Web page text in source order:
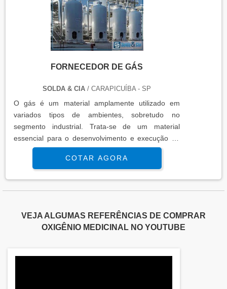
serviço e produtos de alta qualidade, e para maior
praticidade, os clientes podem contar com um
sistema de informação disponível através de
ferramentas como: WhatsApp, e-mail, telefone, site
e atendimento pessoal. A empresa estará pronta
para um atendimento de excelência! Solicite já um
FORNECEDOR DE GÁS
SOLDA & CIA / CARAPICUÍBA - SP
O gás é um material amplamente utilizado em
variados tipos de ambientes, sobretudo no
segmento industrial. Trata-se de um material
essencial para o desenvolvimento e execução de
variados tipos de serviços como soldagem e corte.
Para que as empresas industriais possam realizar
tais funções é essencial poder contar com um
COTAR AGORA
VEJA ALGUMAS REFERÊNCIAS DE COMPRAR
OXIGÊNIO MEDICINAL NO YOUTUBE